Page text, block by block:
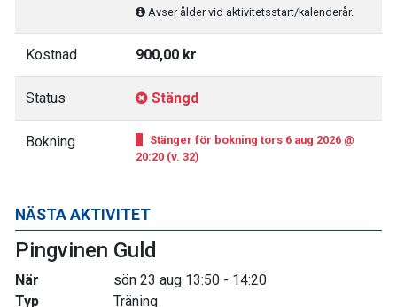
NÄSTA AKTIVITET
Pingvinen Guld
När
sön 23 aug 13:50 - 14:20
Typ
Träning
Avser ålder vid aktivitetsstart/kalenderår.
Kostnad 900,00 kr
Status Stängd
Bokning
Stänger för bokning tors 6 aug 2026 @
20:20 (v. 32)